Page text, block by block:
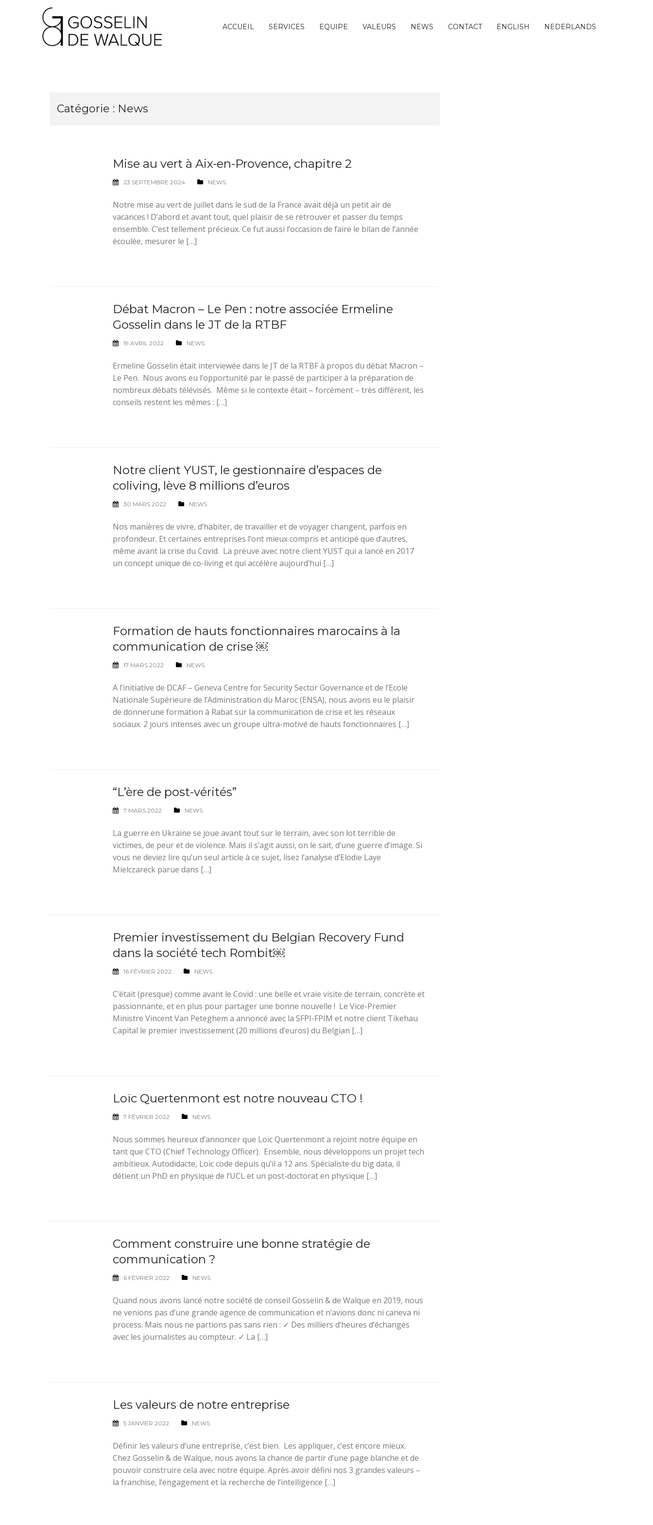
ACCUEIL SERVICES EQUIPE VALEURS NEWS CONTACT ENGLISH NEDERLANDS
Catégorie : News
Mise au vert à Aix-en-Provence, chapitre 2
23 SEPTEMBRE 2024 NEWS
Notre mise au vert de juillet dans le sud de la France avait déjà un petit air de
vacances ! D’abord et avant tout, quel plaisir de se retrouver et passer du temps
ensemble. C’est tellement précieux. Ce fut aussi l’occasion de faire le bilan de l’année
écoulée, mesurer le […]
Débat Macron – Le Pen : notre associée Ermeline
Gosselin dans le JT de la RTBF
19 AVRIL 2022 NEWS
Ermeline Gosselin était interviewée dans le JT de la RTBF à propos du débat Macron –
Le Pen. Nous avons eu l’opportunité par le passé de participer à la préparation de
nombreux débats télévisés. Même si le contexte était – forcément – très différent, les
conseils restent les mêmes : […]
Notre client YUST, le gestionnaire d’espaces de
coliving, lève 8 millions d’euros
30 MARS 2022 NEWS
Nos manières de vivre, d’habiter, de travailler et de voyager changent, parfois en
profondeur. Et certaines entreprises l’ont mieux compris et anticipé que d’autres,
même avant la crise du Covid. La preuve avec notre client YUST qui a lancé en 2017
un concept unique de co-living et qui accélère aujourd’hui […]
Formation de hauts fonctionnaires marocains à la
communication de crise ￼
17 MARS 2022 NEWS
A l’initiative de DCAF – Geneva Centre for Security Sector Governance et de l’Ecole
Nationale Supérieure de l’Administration du Maroc (ENSA), nous avons eu le plaisir
de donnerune formation à Rabat sur la communication de crise et les réseaux
sociaux. 2 jours intenses avec un groupe ultra-motivé de hauts fonctionnaires […]
“L’ère de post-vérités”
7 MARS 2022 NEWS
La guerre en Ukraine se joue avant tout sur le terrain, avec son lot terrible de
victimes, de peur et de violence. Mais il s’agit aussi, on le sait, d’une guerre d’image. Si
vous ne deviez lire qu’un seul article à ce sujet, lisez l’analyse d’Elodie Laye
Mielczareck parue dans […]
Premier investissement du Belgian Recovery Fund
dans la société tech Rombit￼
16 FÉVRIER 2022 NEWS
C’était (presque) comme avant le Covid : une belle et vraie visite de terrain, concrète et
passionnante, et en plus pour partager une bonne nouvelle ! Le Vice-Premier
Ministre Vincent Van Peteghem a annoncé avec la SFPI-FPIM et notre client Tikehau
Capital le premier investissement (20 millions d’euros) du Belgian […]
Loïc Quertenmont est notre nouveau CTO !
7 FÉVRIER 2022 NEWS
Nous sommes heureux d’annoncer que Loïc Quertenmont a rejoint notre équipe en
tant que CTO (Chief Technology Officer). Ensemble, nous développons un projet tech
ambitieux. Autodidacte, Loïc code depuis qu’il a 12 ans. Spécialiste du big data, il
détient un PhD en physique de l’UCL et un post-doctorat en physique […]
Comment construire une bonne stratégie de
communication ?
6 FÉVRIER 2022 NEWS
Quand nous avons lancé notre société de conseil Gosselin & de Walque en 2019, nous
ne venions pas d’une grande agence de communication et n’avions donc ni caneva ni
process. Mais nous ne partions pas sans rien : ✓ Des milliers d’heures d’échanges
avec les journalistes au compteur. ✓ La […]
Les valeurs de notre entreprise
5 JANVIER 2022 NEWS
Définir les valeurs d’une entreprise, c’est bien. Les appliquer, c’est encore mieux.
Chez Gosselin & de Walque, nous avons la chance de partir d’une page blanche et de
pouvoir construire cela avec notre équipe. Après avoir défini nos 3 grandes valeurs –
la franchise, l’engagement et la recherche de l’intelligence […]